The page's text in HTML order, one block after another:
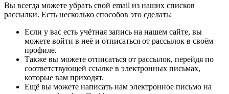
Вы всегда можете убрать свой email из наших списков
рассылки. Есть несколько способов это сделать:
Если у вас есть учётная запись на нашем сайте, вы
можете войти в неё и отписаться от рассылок в своём
профиле.
Также вы можете отписаться от рассылок, перейдя по
соответствующей ссылке в электронных письмах,
которые вам приходят.
Ещё вы можете написать нам электронное письмо на